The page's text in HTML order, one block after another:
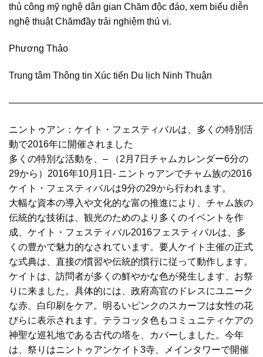
thủ công mỹ nghệ dân gian Chăm độc đáo, xem biểu diễn
nghệ thuật Chămđầy trải nghiệm thú vị.
Phương Thảo
Trung tâm Thông tin Xúc tiến Du lịch Ninh Thuận
ニントゥアン：ケイト・フェスティバルは、多くの特別活
動で2016年に開催されました
多くの特別な活動を、 – （2月7日チャムカレンダー6分の
29から）2016年10月1日- ニントゥアンでチャム族の2016
ケイト・フェスティバルは9分の29から行われます。
大幅な資本の導入や文化的な富の推進により、チャム族の
伝統的な技術は、観光のためのより多くのイベントを作
成、ケイト・フェスティバル2016フェスティバルは、多
くの豊かで魅力的なされています。 要人ケイト主催の正式
な式典は、直接の慣習や伝統的慣行に従って動作します。
ケイトは、訪問者が多くの鮮やかな色が発生します、お祭
りに来ました。 具体的には、政府高官のドレスにユニーク
な赤、白印刷をケア。 明るいピンクのスカーフは女性の花
びらに表示されます。 テラコッタ色もコミュニティケアの
神聖な巡礼地である古代の塔を、カバーしました。 今年
は、祭りはニントゥアンケイト 3寺、メインタワーで開催